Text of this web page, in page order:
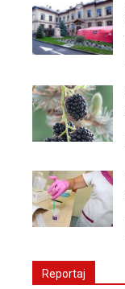
Reportaj